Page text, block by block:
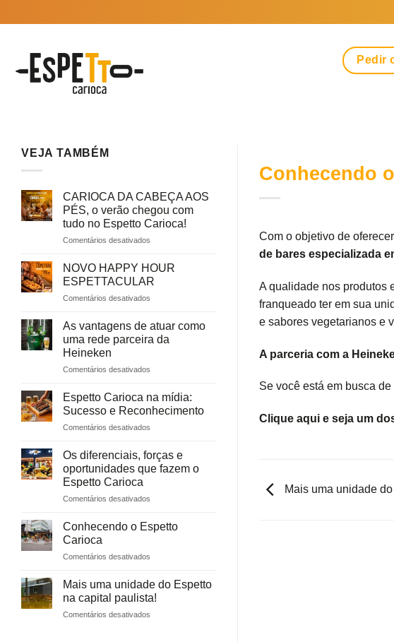
to
Pedir
VEJA TAMBÉM
CARIOCA DA CABEÇA AOS
PÉS, o verão chegou com
tudo no Espetto Carioca!
Comentários desativados
DA
CABEÇA
AOS
verão
chegou
Carioca!
NOVO HAPPY HOUR
ESPETTACULAR
Comentários desativados
HAPPY
HOUR
ESPETTACULAR
As vantagens de atuar como
uma rede parceira da
Heineken
Comentários desativados
vantagens
de
atuar
rede
parceira
Espetto Carioca na mídia:
Sucesso e Reconhecimento
Comentários desativados
mídia:
Os diferenciais, forças e
oportunidades que fazem o
Espetto Carioca
Comentários desativados
diferenciais,
forças
fazem
o
Conhecendo o Espetto
Carioca
Comentários desativados
Espetto
Carioca
Mais uma unidade do Espetto
na capital paulista!
Comentários desativados
Conhecendo
Com o objetivo de oferecer
de bares especializada
A qualidade nos produtos
franqueado ter em sua
e sabores vegetarianos e
A parceria com a
Se você está em busca
Clique aqui e seja um
Mais uma unidade